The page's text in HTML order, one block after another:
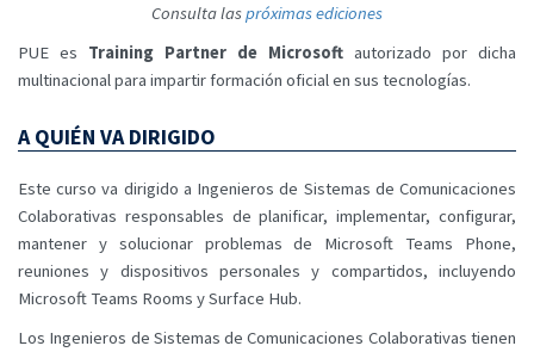
Consulta laspróximas ediciones
PUE es Training Partner de Microsoft autorizado por dicha
multinacional para impartir formación oficial en sus tecnologías.
A QUIÉN VA DIRIGIDO
Este curso va dirigido a Ingenieros de Sistemas de Comunicaciones
Colaborativas responsables de planificar, implementar, configurar,
mantener y solucionar problemas de Microsoft Teams Phone,
reuniones y dispositivos personales y compartidos, incluyendo
Microsoft Teams Rooms y Surface Hub.
Los Ingenieros de Sistemas de Comunicaciones Colaborativas tienen